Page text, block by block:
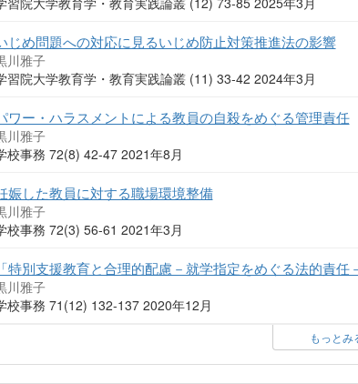
じめ問題への対応に見るいじめ防止対策推進法の影響
川雅子
習院大学教育学・教育実践論叢 (11) 33-42 2024年3月
ワー・ハラスメントによる教員の自殺をめぐる管理責任
川雅子
校事務 72(8) 42-47 2021年8月
娠した教員に対する職場環境整備
川雅子
校事務 72(3) 56-61 2021年3月
特別支援教育と合理的配慮－就学指定をめぐる法的責任
川雅子
校事務 71(12) 132-137 2020年12月
もっとみ